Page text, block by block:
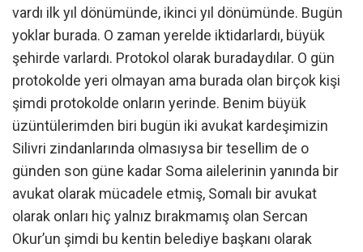
vardı ilk yıl dönümünde, ikinci yıl dönümünde. Bugün
yoklar burada. O zaman yerelde iktidarlardı, büyük
şehirde varlardı. Protokol olarak buradaydılar. O gün
protokolde yeri olmayan ama burada olan birçok kişi
şimdi protokolde onların yerinde. Benim büyük
üzüntülerimden biri bugün iki avukat kardeşimizin
Silivri zindanlarında olmasıysa bir tesellim de o
günden son güne kadar Soma ailelerinin yanında bir
avukat olarak mücadele etmiş, Somalı bir avukat
olarak onları hiç yalnız bırakmamış olan Sercan
Okur’un şimdi bu kentin belediye başkanı olarak